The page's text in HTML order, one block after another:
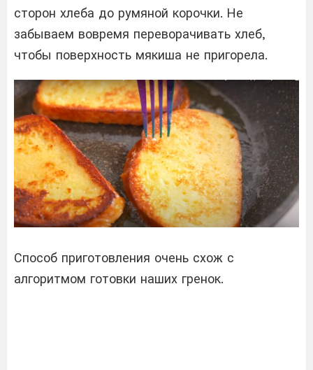
сторон хлеба до румяной корочки. Не
забываем вовремя переворачивать хлеб,
чтобы поверхность мякиша не пригорела.
Способ приготовления очень схож с
алгоритмом готовки наших гренок.